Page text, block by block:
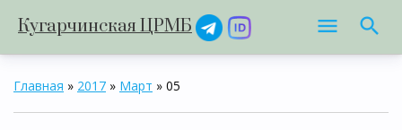
Кугарчинская ЦРМБ
Главная » 2017 » Март » 05